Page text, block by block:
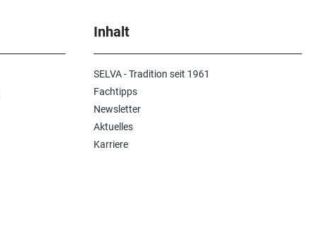
Inhalt
SELVA - Tradition seit 1961
Fachtipps
Newsletter
Aktuelles
Karriere